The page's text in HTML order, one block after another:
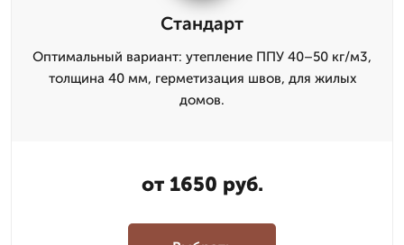
Стандарт
Оптимальный вариант: утепление ППУ 40–50 кг/м3,
толщина 40 мм, герметизация швов, для жилых
домов.
от 1650 руб.